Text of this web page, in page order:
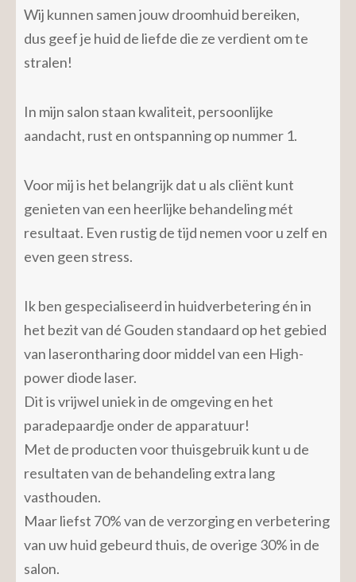
Wij kunnen samen jouw droomhuid bereiken,
dus geef je huid de liefde die ze verdient om te
stralen!
In mijn salon staan kwaliteit, persoonlijke
aandacht, rust en ontspanning op nummer 1.
Voor mij is het belangrijk dat u als cliënt kunt
genieten van een heerlijke behandeling mét
resultaat. Even rustig de tijd nemen voor u zelf en
even geen stress.
Ik ben gespecialiseerd in huidverbetering én in
het bezit van dé Gouden standaard op het gebied
van laserontharing door middel van een High-
power diode laser.
Dit is vrijwel uniek in de omgeving en het
paradepaardje onder de apparatuur!
Met de producten voor thuisgebruik kunt u de
resultaten van de behandeling extra lang
vasthouden.
Maar liefst 70% van de verzorging en verbetering
van uw huid gebeurd thuis, de overige 30% in de
salon.